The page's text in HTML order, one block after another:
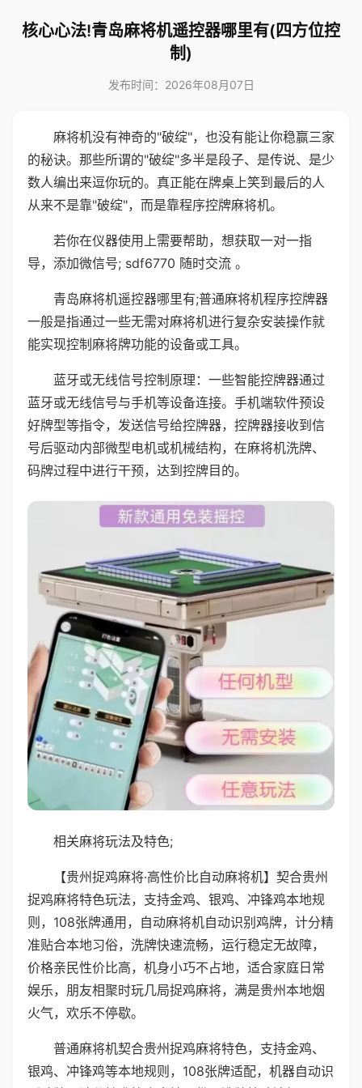
核心心法!青岛麻将机遥控器哪里有(四方位控
制)
发布时间：2026年08月07日
麻将机没有神奇的"破绽"，也没有能让你稳赢三家
的秘诀。那些所谓的"破绽"多半是段子、是传说、是少
数人编出来逗你玩的。真正能在牌桌上笑到最后的人
从来不是靠"破绽"，而是靠程序控牌麻将机。
若你在仪器使用上需要帮助，想获取一对一指
导，添加微信号; sdf6770 随时交流 。
青岛麻将机遥控器哪里有;普通麻将机程序控牌器
一般是指通过一些无需对麻将机进行复杂安装操作就
能实现控制麻将牌功能的设备或工具。
蓝牙或无线信号控制原理：一些智能控牌器通过
蓝牙或无线信号与手机等设备连接。手机端软件预设
好牌型等指令，发送信号给控牌器，控牌器接收到信
号后驱动内部微型电机或机械结构，在麻将机洗牌、
码牌过程中进行干预，达到控牌目的。
相关麻将玩法及特色;
【贵州捉鸡麻将·高性价比自动麻将机】契合贵州
捉鸡麻将特色玩法，支持金鸡、银鸡、冲锋鸡本地规
则，108张牌通用，自动麻将机自动识别鸡牌，计分精
准贴合本地习俗，洗牌快速流畅，运行稳定无故障，
价格亲民性价比高，机身小巧不占地，适合家庭日常
娱乐，朋友相聚时玩几局捉鸡麻将，满是贵州本地烟
火气，欢乐不停歇。
普通麻将机契合贵州捉鸡麻将特色，支持金鸡、
银鸡、冲锋鸡等本地规则，108张牌适配，机器自动识